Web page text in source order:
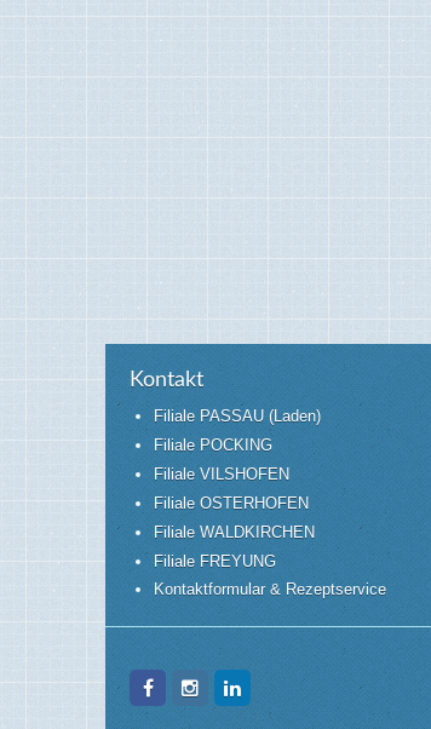
Kontakt
Filiale PASSAU (Laden)
Filiale POCKING
Filiale VILSHOFEN
Filiale OSTERHOFEN
Filiale WALDKIRCHEN
Filiale FREYUNG
Kontaktformular & Rezeptservice